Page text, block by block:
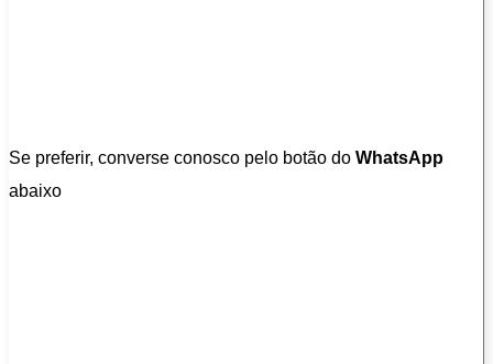
Se preferir, converse conosco pelo botão do WhatsApp
abaixo